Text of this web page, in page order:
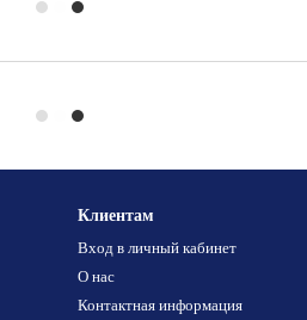
Клиентам
Вход в личный кабинет
О нас
Контактная информация